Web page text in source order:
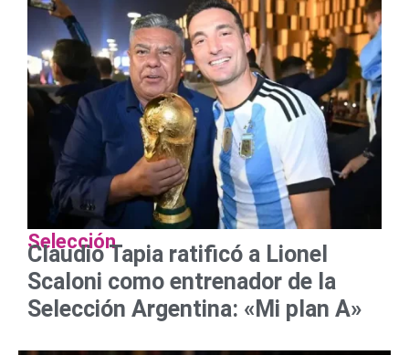
Selección
Claudio Tapia ratificó a Lionel
Scaloni como entrenador de la
Selección Argentina: «Mi plan A»